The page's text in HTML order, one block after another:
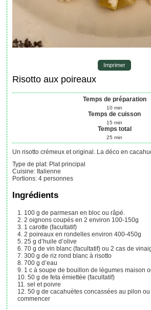
Imprimer
Risotto aux poireaux
Temps de préparation
10 min
Temps de cuisson
15 min
Temps total
25 min
Un risotto crémeux et original. La déco en
Type de plat: Plat principal
Cuisine: Italienne
Portions:4 personnes
Ingrédients
100 g de parmesan en bloc ou râpé.
2 oignons coupés en 2 environ 100-150g
1 carotte (facultatif)
2poireaux en rondelles environ 400-450g
25 g d’huile d’olive
70 g de vin blanc (facultatif) ou 2 cas de
300 g de riz rond blanc à risotto
700 g d’eau
1 c à soupe de bouillon de légumes maison
50 g de feta émiettée (facultatif)
sel et poivre
50 g de cacahuètes concassées au pilon ou
commencer